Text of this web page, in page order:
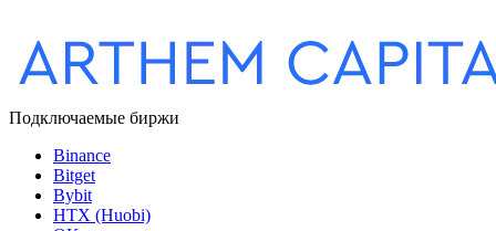
Подключаемые биржи
Binance
Bitget
Bybit
HTX (Huobi)